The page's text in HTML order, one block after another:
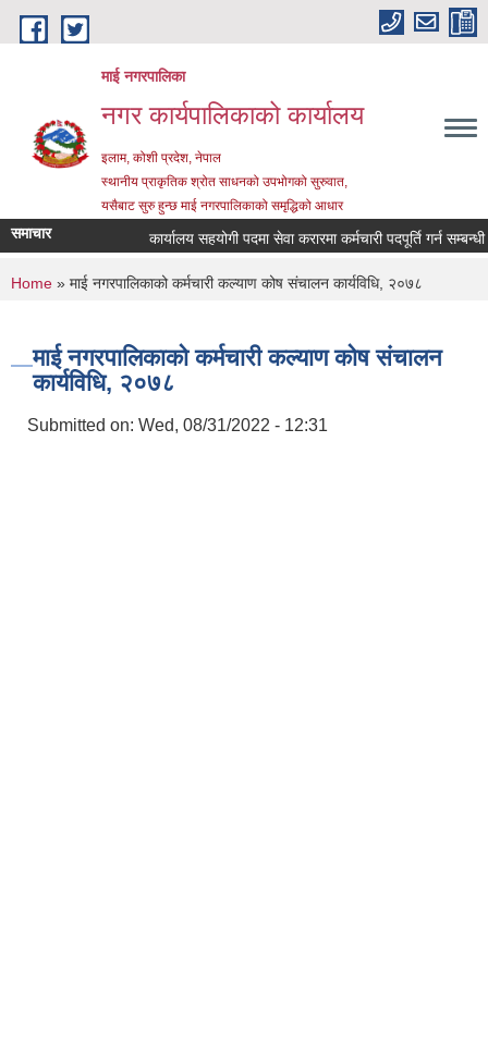
Skip to main content
माई नगरपालिका
नगर कार्यपालिकाको कार्यालय
इलाम, कोशी प्रदेश, नेपाल
स्थानीय प्राकृतिक श्रोत साधनको उपभोगको सुरुवात,
यसैबाट सुरु हुन्छ माई नगरपालिकाको समृद्धिको आधार
समाचार कार्यालय सहयोगी पदमा सेवा करारमा कर्मचारी पदपूर्ति गर्न सम्बन्धी
You are here
Home » माई नगरपालिकाको कर्मचारी कल्याण कोष संचालन कार्यविधि, २०७८
माई नगरपालिकाको कर्मचारी कल्याण कोष संचालन
कार्यविधि, २०७८
Submitted on: Wed, 08/31/2022 - 12:31